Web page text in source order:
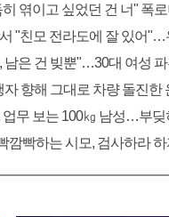
엮이고 싶었던 건 너" 폭
"친모 전라도에 잘 있어
은 건 빚뿐"…30대 여성 파
향해 그대로 차량 돌진한
무 보는 100㎏ 남성…부딪
빡하는 시모, 검사하라 하